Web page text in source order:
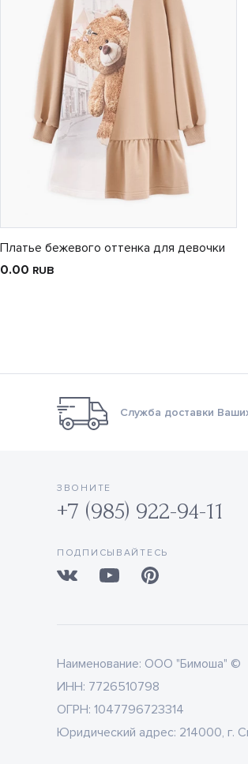
Платье бежевого оттенка для девочки
0.00 RUB
Служба доставки
ЗВОНИТЕ
+7 (985) 922-94-11
ПОДПИСЫВАЙТЕСЬ
Наименование: ООО "Бимоша" ©
ИНН: 7726510798
ОГРН: 1047796723314
Юридический адрес: 214000, г.